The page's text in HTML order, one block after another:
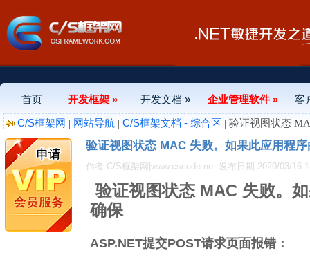
首页 开发框架 » 开发文档 » 企业管理软件 »
客
C/S框架网 | 网站导航 | C/S框架文档 - 综合区 | 验证视图状态
验证视图状态 MAC 失败。如果此应用程
作者:C/S框架网|www.cscode.ne 发布日期:2020/03/16
验证视图状态 MAC 失败。
确保
ASP.NET提交POST请求页面报错：